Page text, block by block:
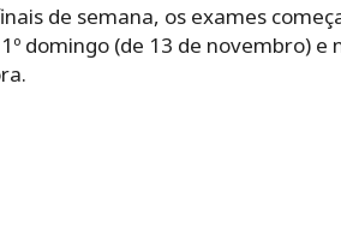
de semana, os exames
domingo (de 13 de novembro) e